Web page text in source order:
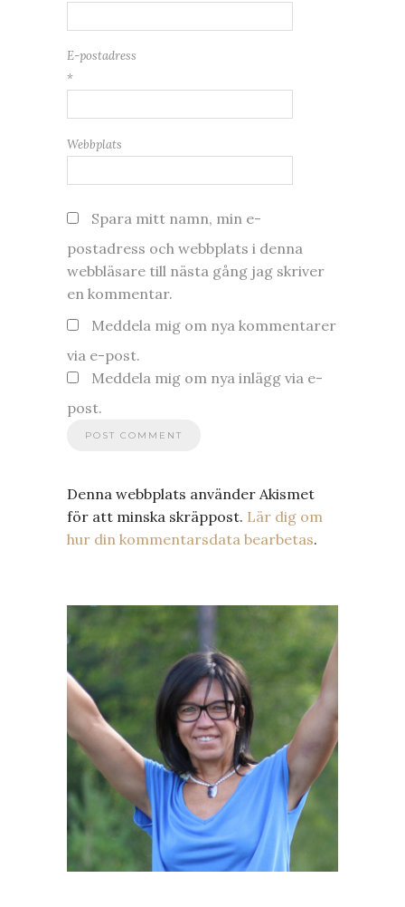
E-postadress
*
Webbplats
Spara mitt namn, min e-
postadress och webbplats i denna
webbläsare till nästa gång jag skriver
en kommentar.
Meddela mig om nya kommentarer
via e-post.
Meddela mig om nya inlägg via e-
post.
Denna webbplats använder Akismet
för att minska skräppost. Lär dig om
hur din kommentarsdata bearbetas.